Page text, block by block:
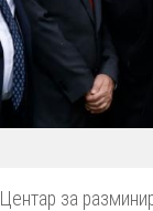
Центар за